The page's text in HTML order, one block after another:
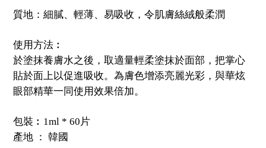
質地：細膩、輕薄、易吸收，令肌膚絲絨般柔潤
使用方法︰
於塗抹養膚水之後，取適量輕柔塗抹於面部，把掌心
貼於面上以促進吸收。為膚色增添亮麗光彩，與華炫
眼部精華一同使用效果倍加。
包裝︰1ml * 60片
產地 ： 韓國